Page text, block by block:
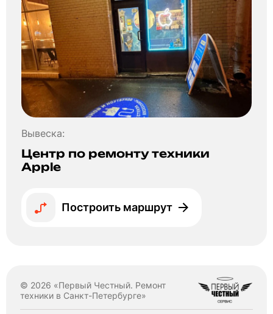
Вывеска:
Центр по ремонту техники
Apple
Построить маршрут
© 2026 «Первый Честный. Ремонт
техники в Санкт-Петербурге»